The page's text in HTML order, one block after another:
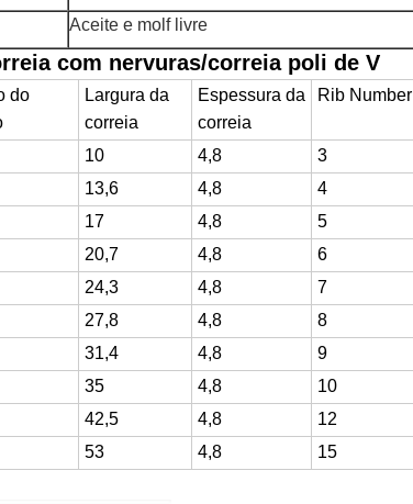
Aceite e molf livre
com nervuras/correia poli de V
do
Largura da
correia
Espessura da
correia
Rib Number
10 4,8 3
13,6 4,8 4
17 4,8 5
20,7 4,8 6
24,3 4,8 7
27,8 4,8 8
31,4 4,8 9
35 4,8 10
42,5 4,8 12
53 4,8 15